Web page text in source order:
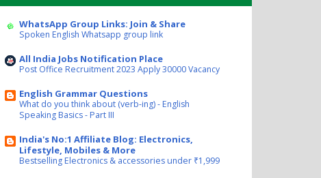
WhatsApp Group Links: Join & Share
Spoken English Whatsapp group link
All India Jobs Notification Place
Post Office Recruitment 2023 Apply 30000 Vacancy
English Grammar Questions
What do you think about (verb-ing) - English
Speaking Basics - Part III
India's No:1 Affiliate Blog: Electronics,
Lifestyle, Mobiles & More
Bestselling Electronics & accessories under ₹1,999